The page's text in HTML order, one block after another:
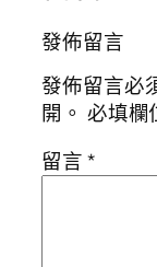
發佈留言
發佈留言必
開。 必填欄
留言*